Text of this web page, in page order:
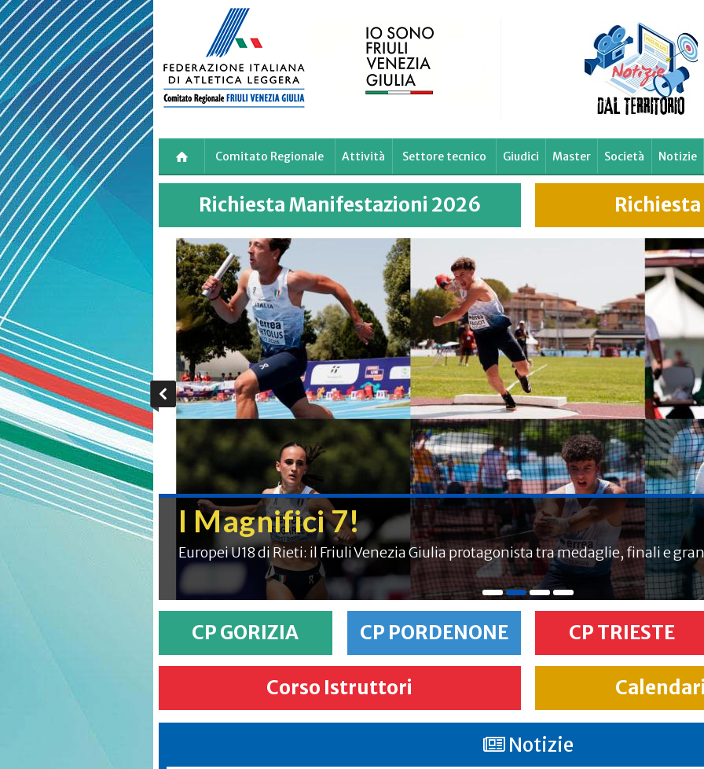
Skip
to
main
content
Comitato Regionale Attività Settore tecnico Giudici Master Società Notizie
Richiesta Manifestazioni 2026
20.7.2026 Prove multiple FIDAL FVG
Palmanova, successo per il primo raduno regionale delle prove multiple FIDAL
CP GORIZIA CP PORDENONE CP TRIESTE
Corso Istruttori
Notizie